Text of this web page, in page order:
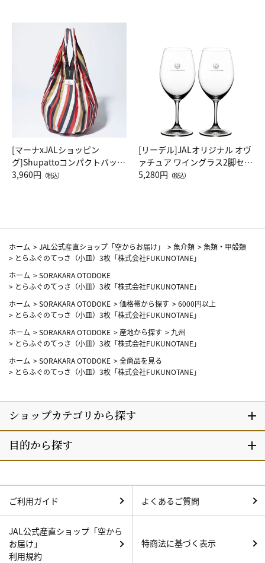
[マーナxJALショッピン
グ]Shupattoコンパクトバッグ
Drop JAL客室乗務員（LC）ス
3,960円 （税込）
[リーデル]JALオリジナル オヴ
ァチュア ワイングラス2脚セッ
ト（レッドワイン）
5,280円 （税込）
ホーム >JAL公式産直ショップ「空からお届け」 >魚介類 >魚類・甲殻類
> とらふぐのてっさ（小皿）3枚「株式会社FUKUNOTANE」
ホーム >SORAKARA OTODOKE
> とらふぐのてっさ（小皿）3枚「株式会社FUKUNOTANE」
ホーム >SORAKARA OTODOKE >価格帯から探す >6000円以上
> とらふぐのてっさ（小皿）3枚「株式会社FUKUNOTANE」
ホーム >SORAKARA OTODOKE > 産地から探す > 九州
> とらふぐのてっさ（小皿）3枚「株式会社FUKUNOTANE」
ホーム >SORAKARA OTODOKE >全商品を見る
> とらふぐのてっさ（小皿）3枚「株式会社FUKUNOTANE」
ご利用ガイド よくあるご質問
JAL公式産直ショップ「空から
お届け」
利用規約
特商法に基づく表示